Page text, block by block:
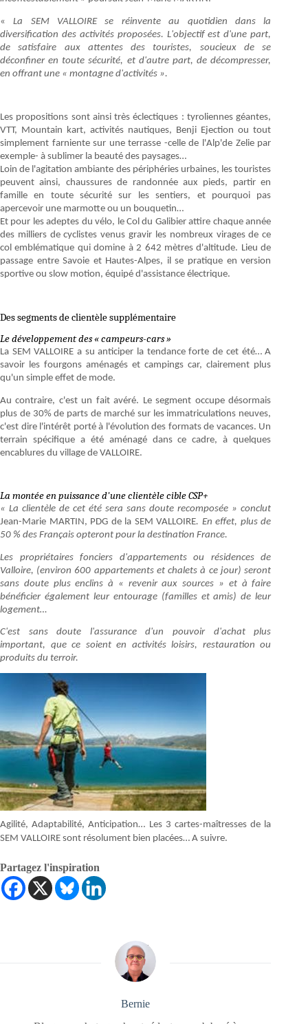
«La SEM VALLOIRE se réinvente au quotidien dans la
diversification des activités proposées. L'objectif est d'une part,
de satisfaire aux attentes des touristes, soucieux de se
déconfiner en toute sécurité, et d'autre part, de décompresser,
en offrant une « montagne d'activités ».
Les propositions sont ainsi très éclectiques : tyroliennes géantes,
VTT, Mountain kart, activités nautiques, Benji Ejection ou tout
simplement farniente sur une terrasse -celle de l'Alp'de Zelie par
exemple- à sublimer la beauté des paysages…
Loin de l'agitation ambiante des périphéries urbaines, les touristes
peuvent ainsi, chaussures de randonnée aux pieds, partir en
famille en toute sécurité sur les sentiers, et pourquoi pas
apercevoir une marmotte ou un bouquetin…
Et pour les adeptes du vélo, le Col du Galibier attire chaque année
des milliers de cyclistes venus gravir les nombreux virages de ce
col emblématique qui domine à 2 642 mètres d'altitude. Lieu de
passage entre Savoie et Hautes-Alpes, il se pratique en version
sportive ou slow motion, équipé d'assistance électrique.
Des segments de clientèle supplémentaire
Le développement des « campeurs-cars »
La SEM VALLOIRE a su anticiper la tendance forte de cet été… A
savoir les fourgons aménagés et campings car, clairement plus
qu'un simple effet de mode.
Au contraire, c'est un fait avéré. Le segment occupe désormais
plus de 30% de parts de marché sur les immatriculations neuves,
c'est dire l'intérêt porté à l'évolution des formats de vacances. Un
terrain spécifique a été aménagé dans ce cadre, à quelques
encablures du village de VALLOIRE.
La montée en puissance d'une clientèle cible CSP+
« La clientèle de cet été sera sans doute recomposée » conclut
Jean-Marie MARTIN, PDG de la SEM VALLOIRE. En effet, plus de
50 % des Français opteront pour la destination France.
Les propriétaires fonciers d'appartements ou résidences de
Valloire, (environ 600 appartements et chalets à ce jour) seront
sans doute plus enclins à « revenir aux sources » et à faire
bénéficier également leur entourage (familles et amis) de leur
logement…
C'est sans doute l'assurance d'un pouvoir d'achat plus
important, que ce soient en activités loisirs, restauration ou
produits du terroir.
Agilité, Adaptabilité, Anticipation… Les 3 cartes-maîtresses de la
SEM VALLOIRE sont résolument bien placées… A suivre.
Partagez l'inspiration
Bernie